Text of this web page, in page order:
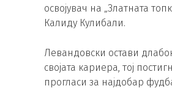
освојувач на „Златната
Калиду Кулибали.
Левандовски остави
својата кариера, тој
прогласи за најдобар